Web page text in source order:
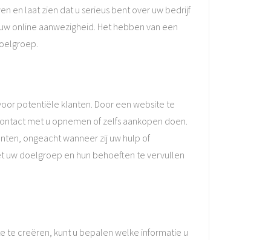
en laat zien dat u serieus bent over uw bedrijf
online aanwezigheid. Het hebben van een
potentiële klanten. Door een website te
met u opnemen of zelfs aankopen doen.
ongeacht wanneer zij uw hulp of
uw doelgroep en hun behoeften te vervullen
te creëren, kunt u bepalen welke informatie u